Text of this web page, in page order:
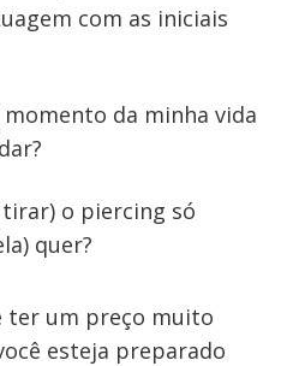
com as iniciais
momento da minha vida
o piercing só
quer?
ter um preço muito
esteja preparado